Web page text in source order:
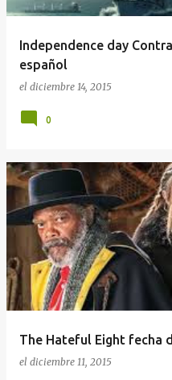
Independence day
español
el diciembre 14, 2015
0
The Hateful Eight fecha
el diciembre 11, 2015